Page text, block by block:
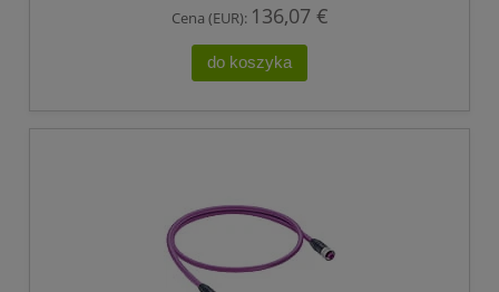
Cena (EUR): 136,07 €
do koszyka